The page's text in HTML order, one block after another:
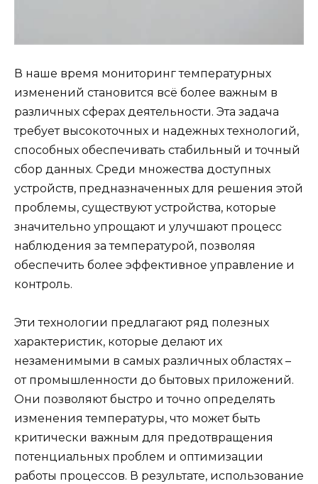
В наше время мониторинг температурных
изменений становится всё более важным в
различных сферах деятельности. Эта задача
требует высокоточных и надежных технологий,
способных обеспечивать стабильный и точный
сбор данных. Среди множества доступных
устройств, предназначенных для решения этой
проблемы, существуют устройства, которые
значительно упрощают и улучшают процесс
наблюдения за температурой, позволяя
обеспечить более эффективное управление и
контроль.
Эти технологии предлагают ряд полезных
характеристик, которые делают их
незаменимыми в самых различных областях –
от промышленности до бытовых приложений.
Они позволяют быстро и точно определять
изменения температуры, что может быть
критически важным для предотвращения
потенциальных проблем и оптимизации
работы процессов. В результате, использование